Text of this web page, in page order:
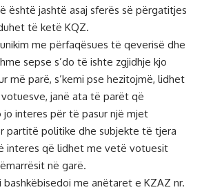
është jashtë asaj sferës së përgatitjes
të ketë KQZ.
me përfaqësues të qeverisë dhe
sepse s’do të ishte zgjidhje kjo
më parë, s’kemi pse hezitojmë, lidhet
janë ata të parët që
jo interes për të pasur një mjet
partitë politike dhe subjekte të tjera
interes që lidhet me vetë votuesit
në garë.
bashkëbisedoi me anëtaret e KZAZ nr.